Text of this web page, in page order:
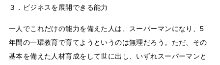
３．ビジネスを展開できる能力
一人でこれだけの能力を備えた人は、スーパーマンになり、5
年間の一環教育で育てようというのは無理だろう。ただ、その
基本を備えた人材育成をして世に出し、いずれスーパーマンと